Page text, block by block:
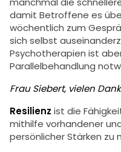
damit Betroffene es
wöchentlich zum
sich selbst
Psychotherapien ist
Parallelbehandlung
Frau Siebert, vielen
Resilienz ist die
mithilfe vorhandener
persönlicher Stärken zu